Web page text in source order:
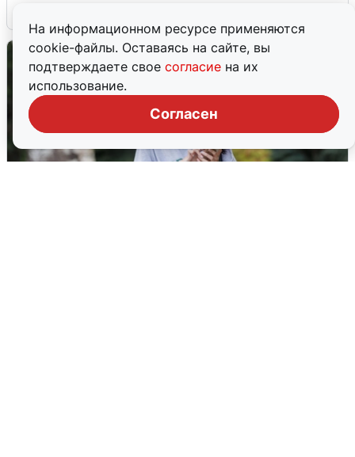
На информационном ресурсе применяются
cookie-файлы. Оставаясь на сайте, вы
подтверждаете свое согласие на их
использование.
Согласен